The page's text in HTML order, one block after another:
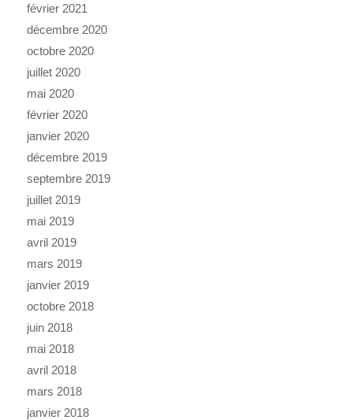
février 2021
décembre 2020
octobre 2020
juillet 2020
mai 2020
février 2020
janvier 2020
décembre 2019
septembre 2019
juillet 2019
mai 2019
avril 2019
mars 2019
janvier 2019
octobre 2018
juin 2018
mai 2018
avril 2018
mars 2018
janvier 2018